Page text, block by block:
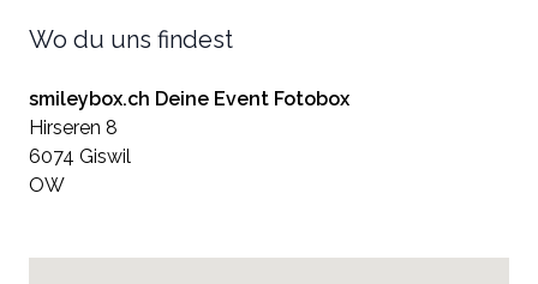
Wo du uns findest
smileybox.ch Deine Event Fotobox
Hirseren 8
6074 Giswil
OW